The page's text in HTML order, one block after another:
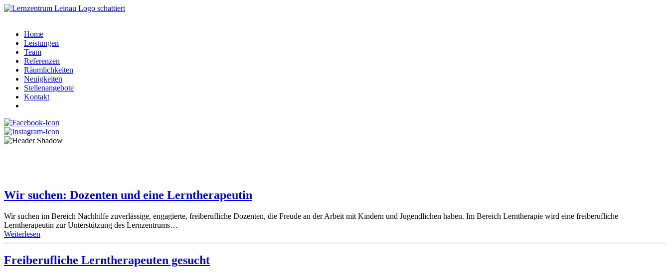
Home
Leistungen
Team
Referenzen
Räumlichkeiten
Neuigkeiten
Stellenangebote
Kontakt
Wir suchen: Dozenten und eine Lerntherapeutin
Wir suchen im Bereich Nachhilfe zuverlässige, engagierte, freiberufliche Dozenten, die Freude an der Arbeit mit Kindern und Jugendlichen haben. Im Bereich Lerntherapie wird eine freiberufliche
Lerntherapeutin zur Unterstützung des Lernzentrums…
Weiterlesen
Freiberufliche Lerntherapeuten gesucht